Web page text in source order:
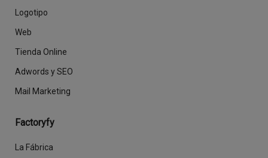
Logotipo
Web
Tienda Online
Adwords y SEO
Mail Marketing
Factoryfy
La Fábrica